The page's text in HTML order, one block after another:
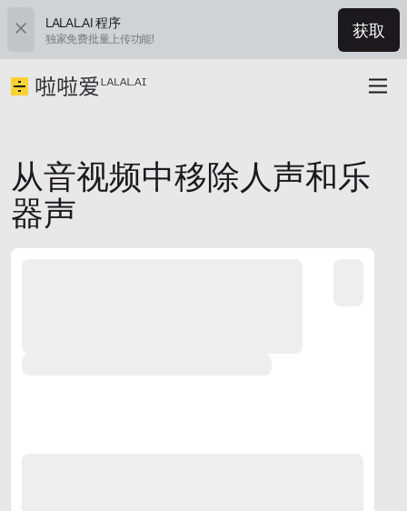
LALAL.AI 程序
独家免费批量上传功能! 获取
从音视频中移除人声和乐
器声